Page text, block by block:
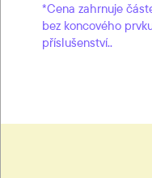
*Cena zahrnuje
bez koncového
příslušenství..